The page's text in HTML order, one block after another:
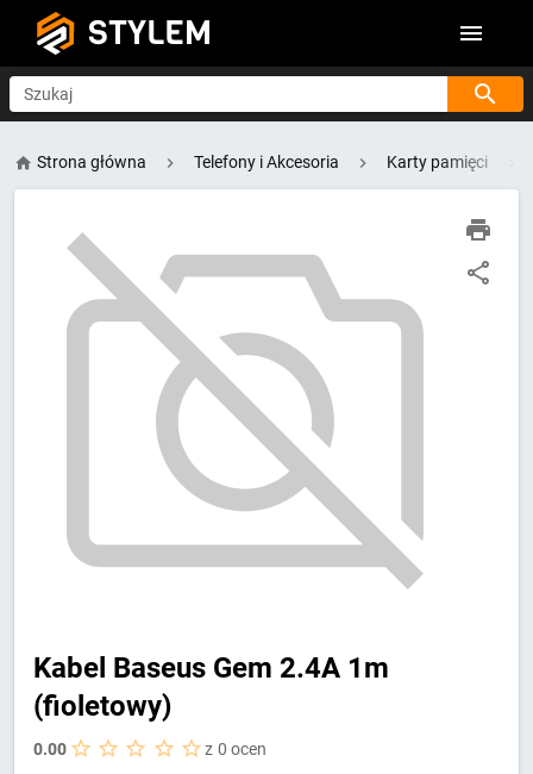
STYLEM
Szukaj
Strona główna Telefony i Akcesoria Karty pamięci
Kabel Baseus Gem 2.4A 1m
(fioletowy)
0.00
z 0 ocen